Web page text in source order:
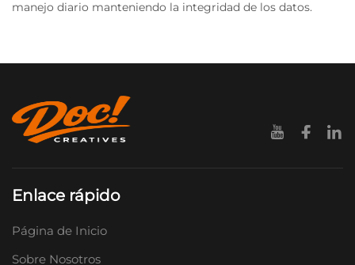
manejo diario manteniendo la integridad de los datos.
Enlace rápido
Página de Inicio
Sobre Nosotros